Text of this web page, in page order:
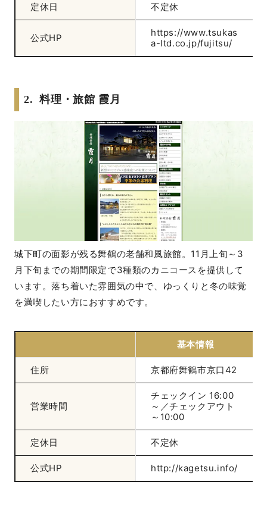
定休日 不定休
公式HP
https://www.tsukas
a-ltd.co.jp/fujitsu/
2. 料理・旅館 霞月
城下町の面影が残る舞鶴の老舗和風旅館。11月上旬～3
月下旬までの期間限定で3種類のカニコースを提供して
います。落ち着いた雰囲気の中で、ゆっくりと冬の味覚
を満喫したい方におすすめです。
基本情報
住所 京都府舞鶴市京口42
営業時間
チェックイン 16:00
～／チェックアウト
～10:00
定休日 不定休
公式HP http://kagetsu.info/